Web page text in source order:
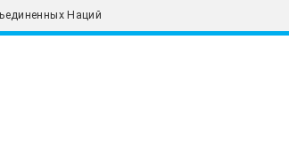
Наций